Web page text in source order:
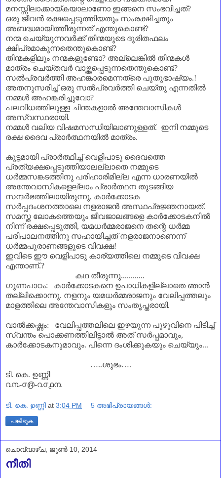
മനസ്സിലാക്കായ്കയാലാണോ ഇങ്ങനെ സംഭവിച്ചത്?
ഒരു ജീവൻ രക്ഷപ്പെടുത്തിയതും സംരക്ഷിച്ചതും
അബദ്ധമായിത്തീരുന്നത് എന്തുകൊണ്ട്?
നന്മ ചെയ്യുന്നവർക്ക് തിന്മയുടെ ദുരിതഫലം
ക്ഷിപ്രമാകുന്നതെന്തുകൊണ്ട്?
തിന്മകളിലും നന്മകളുണ്ടോ? അല്ലെങ്കിൽ തിന്മകൾ
മാത്രം ചെയ്തവർ വാഴ്ത്തപ്പെടുന്നതെന്തുകൊണ്ട്?
സൽപ്രവർത്തി അഹങ്കാരമെന്നത്രെ പുതുഭാഷ്യം.!
അതനുസരിച്ച് ഒരു സൽപ്രവർത്തി ചെയ്തു എന്നതിൽ
നമ്മൾ അഹങ്കരിച്ചുവോ?
പലവിധത്തിലുള്ള ചിന്തകളാൽ അന്തേവാസികൾ
അസ്വസ്ഥരായി.
നമ്മൾ വലിയ വിഷമസന്ധിയിലാണുള്ളത്. ഇനി നമ്മുടെ
രക്ഷ ദൈവ പ്രാർത്ഥനയിൽ മാത്രം.
കൂട്ടമായി പ്രാർത്ഥിച്ച് വെളിപാടു ദൈവത്തെ
പ്രത്യക്ഷപ്പെടുത്തിയാലല്ലാതെ നമ്മുടെ
ധർമ്മസങ്കടത്തിനു പരിഹാരിമില്ല എന്ന ധാരണയിൽ
അന്തേവാസികളെല്ലാം പ്രാർത്ഥന തുടങ്ങിയ
സന്ദർഭത്തിലായിരുന്നു, കാർക്കോടക
സർപ്പദംശനത്താലെ നളരാജൻ അസ്ഥപ്രജ്ഞനായത്.
സമസ്ത ലോകത്തെയും ജീവജാലങ്ങളെ കാർക്കോടകനിൽ
നിന്ന് രക്ഷപ്പെടുത്തി, യമധർമ്മരാജനെ തന്റെ ധർമ്മ
പരിപാലനത്തിനു സഹായിച്ചത് നളരാജനാണെന്ന്
ധർമ്മപുരാണങ്ങളുടെ വിവക്ഷ!
ഇവിടെ ഈ വെളിപാടു കാര്യത്തിലെ നമ്മുടെ വിവക്ഷ
എന്താണ്‌.?
കഥ തീരുന്നു............
ഗുണപാഠം: കാർക്കോടകനെ ഉപാധികളില്ലാതെ ഞാൻ
തല്ലിക്കൊന്നു. നളനും യമധർമ്മരാജനും വേലിപ്പത്തലും
മാളത്തിലെ അന്തേവാസികളും സംതൃപ്തരായി.
വാൽക്കഷ്ണം: വേലിപ്പത്തലിലെ ഇഴയുന്ന പുഴുവിനെ പിടിച്ച്
സ്വന്തം പൊക്കണത്തിലിട്ടാൽ അത് സർപ്പമാവും,
കാർക്കോടകനുമാവും. പിന്നെ ദംശിക്കുകയും ചെയ്യും...
…..ശുഭം….
ടി. കെ. ഉണ്ണി
൨൩-൦൫-൨൦൧൩
ടി. കെ. ഉണ്ണി at 3:04 PM 5 അഭിപ്രായങ്ങൾ:
പങ്കിടുക
ചൊവ്വാഴ്ച, ജൂൺ 10, 2014
നീതി